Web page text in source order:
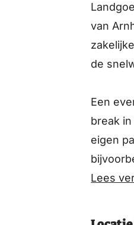
van
de
Een
break
eigen
Lees